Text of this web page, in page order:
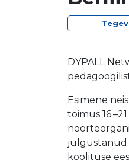
DYPALL
Esimene
toimus
julgustanud
koolituse